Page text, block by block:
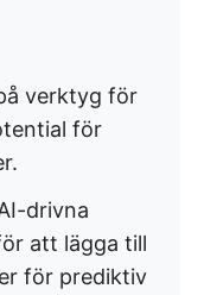
verktyg för
för
drivna
att lägga till
för prediktiv